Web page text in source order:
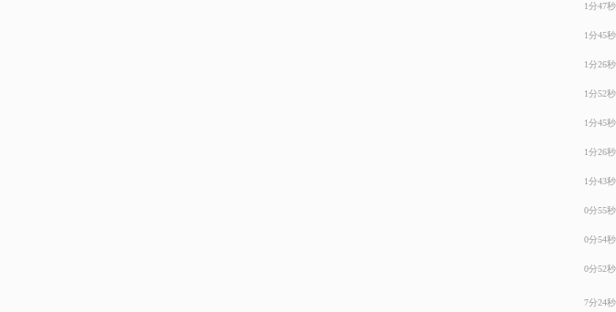
1分47秒
1分45秒
1分26秒
1分52秒
1分45秒
1分26秒
1分43秒
0分55秒
0分54秒
0分52秒
7分24秒